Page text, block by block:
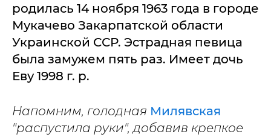
родилась 14 ноября 1963 года в городе
Мукачево Закарпатской области
Украинской ССР. Эстрадная певица
была замужем пять раз. Имеет дочь
Еву 1998 г. р.
Напомним, голодная Милявская
"распустила руки", добавив крепкое